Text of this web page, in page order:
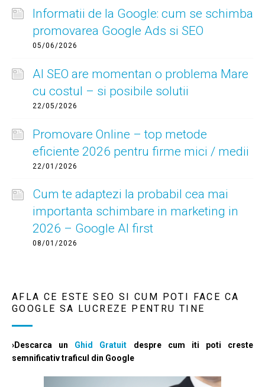
Informatii de la Google: cum se schimba
promovarea Google Ads si SEO
05/06/2026
AI SEO are momentan o problema Mare
cu costul – si posibile solutii
22/05/2026
Promovare Online – top metode
eficiente 2026 pentru firme mici / medii
22/01/2026
Cum te adaptezi la probabil cea mai
importanta schimbare in marketing in
2026 – Google AI first
08/01/2026
AFLA CE ESTE SEO SI CUM POTI FACE CA
GOOGLE SA LUCREZE PENTRU TINE
›Descarca un Ghid Gratuit despre cum iti poti creste
semnificativ traficul din Google